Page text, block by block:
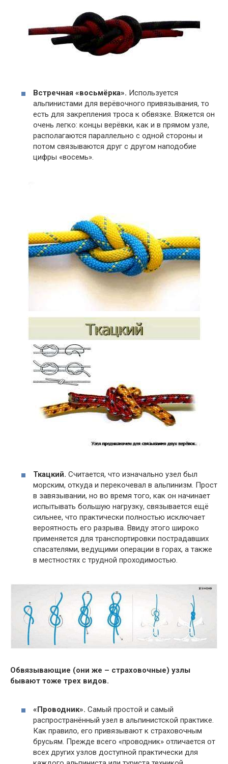
Встречная «восьмёрка». Используется
альпинистами для верёвочного привязывания, то
есть для закрепления троса к обвязке. Вяжется он
очень легко: концы верёвки, как и в прямом узле,
располагаются параллельно с одной стороны и
потом связываются друг с другом наподобие
цифры «восемь».
Ткацкий. Считается, что изначально узел был
морским, откуда и перекочевал в альпинизм. Прост
в завязывании, но во время того, как он начинает
испытывать большую нагрузку, связывается ещё
сильнее, что практически полностью исключает
вероятность его разрыва. Ввиду этого широко
применяется для транспортировки пострадавших
спасателями, ведущими операции в горах, а также
в местностях с трудной проходимостью.
Обвязывающие (они же – страховочные) узлы
бывают тоже трех видов.
«Проводник». Самый простой и самый
распространённый узел в альпинистской практике.
Как правило, его привязывают к страховочным
брусьям. Прежде всего «проводник» отличается от
всех других узлов доступной практически для